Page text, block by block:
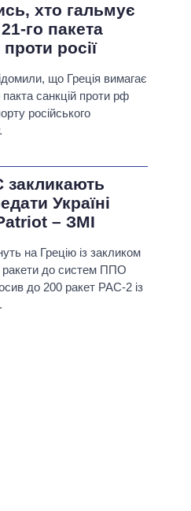
хто гальмує
го пакета
росії
що Греція вимагає
пакта санкцій проти рф
російського
Україні
– ЗМІ
на Грецію із закликом
ракети до систем ППО
до 200 ракет PAC-2 із